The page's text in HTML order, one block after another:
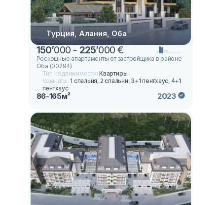
Турция, Алания, Оба
150’000 - 225’000 €
Роскошные апартаменты от застройщика в районе
Оба (00294)
Тип недвижимости:Квартиры
Комнаты: 1 спальня, 2 спальни, 3+1 пентхаус, 4+1
пентхаус
86-165м² 2023